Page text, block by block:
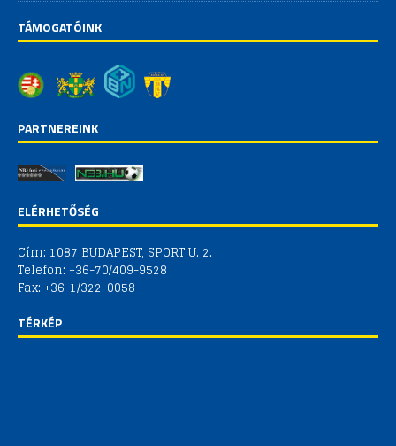
TÁMOGATÓINK
PARTNEREINK
ELÉRHETŐSÉG
Cím: 1087 BUDAPEST, SPORT U. 2.
Telefon: +36-70/409-9528
Fax: +36-1/322-0058
TÉRKÉP